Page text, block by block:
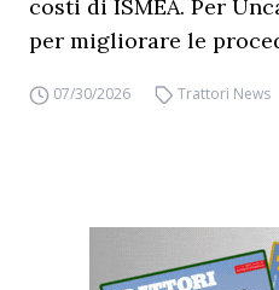
costi di ISMEA. Per
per migliorare le
07/30/2026 Trattori News